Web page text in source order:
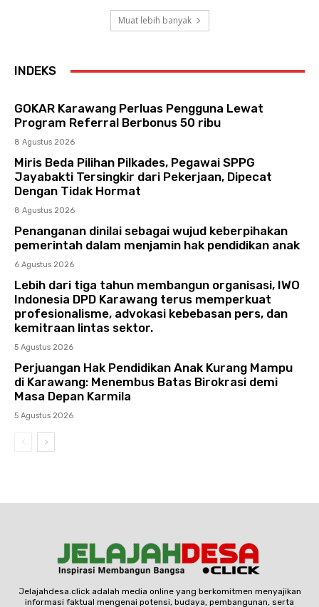
Muat lebih banyak
INDEKS
GOKAR Karawang Perluas Pengguna Lewat
Program Referral Berbonus 50 ribu
8 Agustus 2026
Miris Beda Pilihan Pilkades, Pegawai SPPG
Jayabakti Tersingkir dari Pekerjaan, Dipecat
Dengan Tidak Hormat
8 Agustus 2026
Penanganan dinilai sebagai wujud keberpihakan
pemerintah dalam menjamin hak pendidikan anak
6 Agustus 2026
Lebih dari tiga tahun membangun organisasi, IWO
Indonesia DPD Karawang terus memperkuat
profesionalisme, advokasi kebebasan pers, dan
kemitraan lintas sektor.
5 Agustus 2026
Perjuangan Hak Pendidikan Anak Kurang Mampu
di Karawang: Menembus Batas Birokrasi demi
Masa Depan Karmila
5 Agustus 2026
Jelajahdesa.click adalah media online yang berkomitmen menyajikan
informasi faktual mengenai potensi, budaya, pembangunan, serta